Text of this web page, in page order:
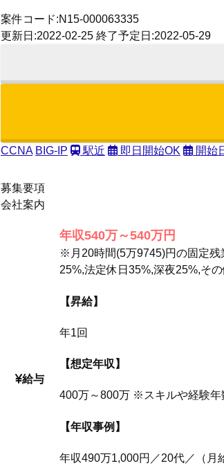
案件コード:N15-000063335
更新日:2022-02-25 終了予定日:2022-05-29
CCNA BIG-IP 駅近 即日開始OK 開始
募集要項
会社案内
給与
年収540万～540万円
※月20時間(5万9745)円の固定
25%,法定休日35%,深夜25%,そ
【昇給】
年1回
【想定年収】
400万～800万 ※スキルや経験年
【年収事例】
年収490万1,000円／20代／（月